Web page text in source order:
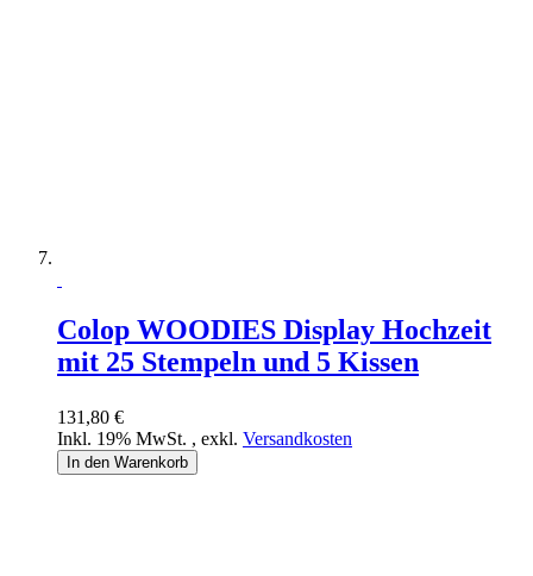
Colop WOODIES Display Hochzeit
mit 25 Stempeln und 5 Kissen
131,80 €
Inkl. 19% MwSt. , exkl. Versandkosten
In den Warenkorb